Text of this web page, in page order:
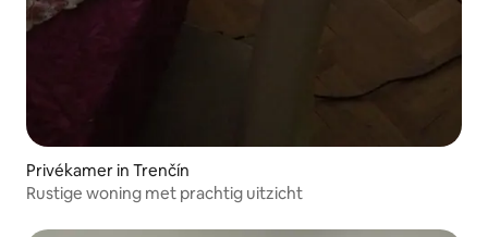
Privékamer in Trenčín
Rustige woning met prachtig uitzicht